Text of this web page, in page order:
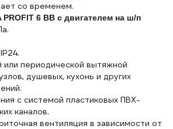
со временем.
6 ВВ с двигателем на ш/п
или периодической вытяжной
душевых, кухонь и других
с системой пластиковых ПВХ-
каналов.
вентиляция в зависимости от